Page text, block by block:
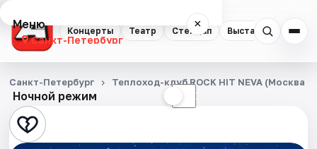
Концерты Театр Стендап Выставки
Меню ×
Санкт-Петербург
Концерты
Театр
Стендап
Ночной режим ☾
Санкт-Петербург Теплоход-клуб ROCK HIT NEVA (Москва